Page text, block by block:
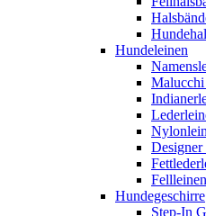
Hundeleinen
Designer
Fellleinen
Hundegeschirre
Step-In